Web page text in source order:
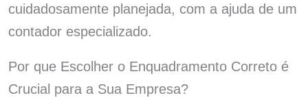
cuidadosamente planejada, com a ajuda de um
contador especializado.
Por que Escolher o Enquadramento Correto é
Crucial para a Sua Empresa?